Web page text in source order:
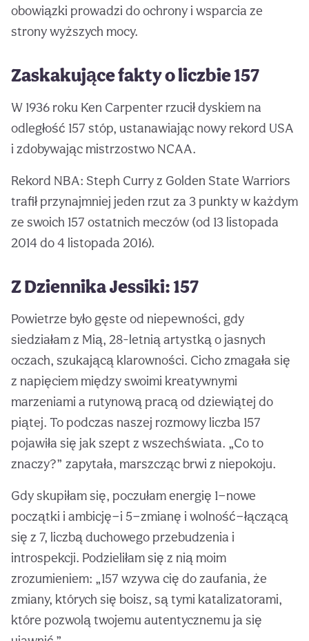
obowiązki prowadzi do ochrony i wsparcia ze
strony wyższych mocy.
Zaskakujące fakty o liczbie 157
W 1936 roku Ken Carpenter rzucił dyskiem na
odległość 157 stóp, ustanawiając nowy rekord USA
i zdobywając mistrzostwo NCAA.
Rekord NBA: Steph Curry z Golden State Warriors
trafił przynajmniej jeden rzut za 3 punkty w każdym
ze swoich 157 ostatnich meczów (od 13 listopada
2014 do 4 listopada 2016).
Z Dziennika Jessiki: 157
Powietrze było gęste od niepewności, gdy
siedziałam z Mią, 28-letnią artystką o jasnych
oczach, szukającą klarowności. Cicho zmagała się
z napięciem między swoimi kreatywnymi
marzeniami a rutynową pracą od dziewiątej do
piątej. To podczas naszej rozmowy liczba 157
pojawiła się jak szept z wszechświata. „Co to
znaczy?” zapytała, marszcząc brwi z niepokoju.
Gdy skupiłam się, poczułam energię 1—nowe
początki i ambicję—i 5—zmianę i wolność—łączącą
się z 7, liczbą duchowego przebudzenia i
introspekcji. Podzieliłam się z nią moim
zrozumieniem: „157 wzywa cię do zaufania, że
zmiany, których się boisz, są tymi katalizatorami,
które pozwolą twojemu autentycznemu ja się